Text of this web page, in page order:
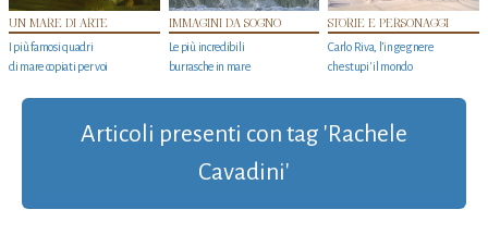
UN MARE DI ARTE
I più famosi quadri
di mare copiati per voi
IMMAGINI DA SOGNO
Le più incredibili
burrasche in mare
STORIE E PERSONAGGI
Carlo Riva, l’ingegnere
che stupi' il mondo
Articoli presenti con tag 'Rachele
Cavadini'